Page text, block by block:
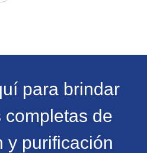
para brindar
completas de
y purificación